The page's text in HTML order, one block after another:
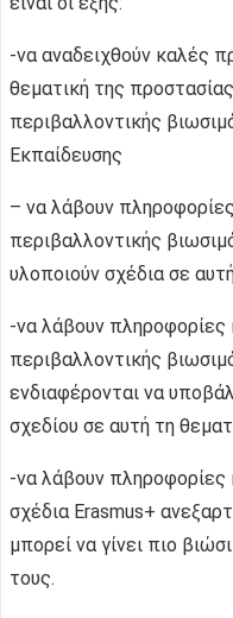
-να αναδειχθούν καλές
θεματική της
περιβαλλοντικής
Εκπαίδευσης
– να λάβουν
περιβαλλοντικής
υλοποιούν σχέδια σε
-να λάβουν πληροφορίες
περιβαλλοντικής
ενδιαφέρονται να
σχεδίου σε αυτή τη
-να λάβουν πληροφορίες
σχέδια Erasmus+
μπορεί να γίνει πιο
τους.